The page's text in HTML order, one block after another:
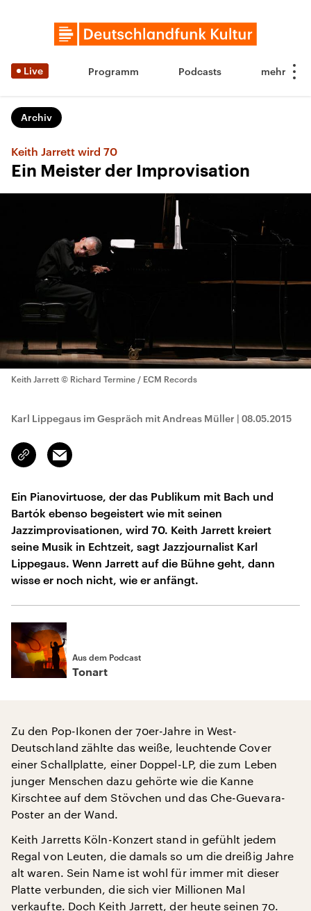
Live Programm Podcasts
Archiv
Keith Jarrett wird 70
Ein Meister der Improvisation
Keith Jarrett © Richard Termine / ECM Records
Karl Lippegaus im Gespräch mit Andreas Müller | 08.05.2015
Link
kopieren/teilen
Email
Ein Pianovirtuose, der das Publikum mit Bach und
Bartók ebenso begeistert wie mit seinen
Jazzimprovisationen, wird 70. Keith Jarrett kreiert
seine Musik in Echtzeit, sagt Jazzjournalist Karl
Lippegaus. Wenn Jarrett auf die Bühne geht, dann
wisse er noch nicht, wie er anfängt.
Aus dem Podcast
Tonart
Zu den Pop-Ikonen der 70er-Jahre in West-
Deutschland zählte das weiße, leuchtende Cover
einer Schallplatte, einer Doppel-LP, die zum Leben
junger Menschen dazu gehörte wie die Kanne
Kirschtee auf dem Stövchen und das Che-Guevara-
Poster an der Wand.
Keith Jarretts Köln-Konzert stand in gefühlt jedem
Regal von Leuten, die damals so um die dreißig Jahre
alt waren. Sein Name ist wohl für immer mit dieser
Platte verbunden, die sich vier Millionen Mal
verkaufte. Doch Keith Jarrett, der heute seinen 70.